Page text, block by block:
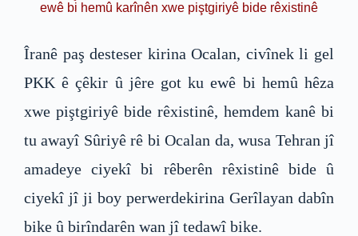
ewê bi hemû karînên xwe piştgiriyê bide rêxistinê
Îranê paş desteser kirina Ocalan, civînek li gel
PKK ê çêkir û jêre got ku ewê bi hemû hêza
xwe piştgiriyê bide rêxistinê, hemdem kanê bi
tu awayî Sûriyê rê bi Ocalan da, wusa Tehran jî
amadeye ciyekî bi rêberên rêxistinê bide û
ciyekî jî ji boy perwerdekirina Gerîlayan dabîn
bike û birîndarên wan jî tedawî bike.